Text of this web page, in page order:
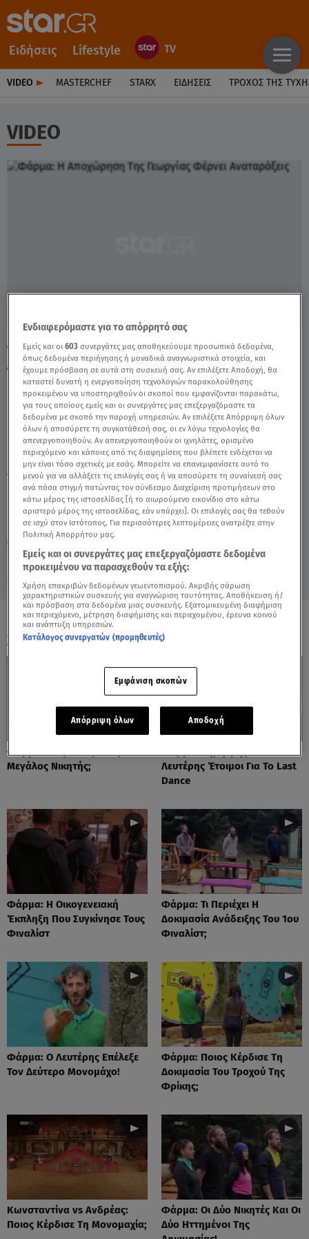
Ειδήσεις Lifestyle
VIDEO MASTERCHEF STARX ΕΙΔΉΣΕΙΣ ΤΡΟΧΌΣ ΤΗΣ
VIDEO
Παρασκευή 7 Αυγούστου 2026
09.11.23, 23:13 MEDIA
Φάρμα: Η Αποχώρηση Της Γωγώς Φέρνει
Αναταράξεις - Video
TAGS: ΦΑΡΜΑ ΓΕΩΡΓΙΑ ΦΑΡΜΑ
ΟΛΑ ΤΑ ΒΙΝΤΕΟ
Φάρμα: Πώς Θα Προκύψει Ο
Μεγάλος Νικητής;
Φάρμα: Δημήτρης Και
Λευτέρης Έτοιμοι Για Το Last
Dance
Φάρμα: Η Οικογενειακή
Έκπληξη Που Συγκίνησε Τους
Φιναλίστ
Φάρμα: Τι Περιέχει Η
Δοκιμασία Ανάδειξης Του 1ου
Φιναλίστ;
Φάρμα: Ο Λευτέρης Επέλεξε
Τον Δεύτερο Μονομάχο!
Φάρμα: Ποιος Κέρδισε Τη
Δοκιμασία Του Τροχού Της
Φρίκης;
Κωνσταντίνα vs Ανδρέας:
Ποιος Κέρδισε Τη Μονομαχία;
Φάρμα: Οι Δύο Νικητές Και Οι
Δύο Ηττημένοι Της
Ενδιαφερόμαστε για το απόρρητό σας
Εμείς και οι603 συνεργάτες μας αποθηκεύουμε προσωπικά δεδομένα,
όπως δεδομένα περιήγησης ή μοναδικά αναγνωριστικά στοιχεία, και
έχουμε πρόσβαση σε αυτά στη συσκευή σας. Αν επιλέξετε Αποδοχή, θα
καταστεί δυνατή η ενεργοποίηση τεχνολογιών παρακολούθησης
προκειμένου να υποστηριχθούν οι σκοποί που εμφανίζονται παρακάτω,
για τους οποίους εμείς και οι συνεργάτες μας επεξεργαζόμαστε τα
δεδομένα με σκοπό την παροχή υπηρεσιών. Αν επιλέξετε Απόρριψη όλων
όλων ή αποσύρετε τη συγκατάθεσή σας, οι εν λόγω τεχνολογίες θα
απενεργοποιηθούν. Αν απενεργοποιηθούν οι ιχνηλάτες, ορισμένο
περιεχόμενο και κάποιες από τις διαφημίσεις που βλέπετε ενδέχεται να
μην είναι τόσο σχετικές με εσάς. Μπορείτε να επανεμφανίσετε αυτό το
μενού για να αλλάξετε τις επιλογές σας ή να αποσύρετε τη συναίνεσή σας
ανά πάσα στιγμή πατώντας τον σύνδεσμο Διαχείριση προτιμήσεων στο
κάτω μέρος της ιστοσελίδας [ή το αιωρούμενο εικονίδιο στο κάτω
αριστερό μέρος της ιστοσελίδας, εάν υπάρχει]. Οι επιλογές σας θα τεθούν
σε ισχύ στον Ιστότοπος. Για περισσότερες λεπτομέρειες ανατρέξτε στην
Πολιτική Απορρήτου μας.
Εμείς και οι συνεργάτες μας επεξεργαζόμαστε δεδομένα
προκειμένου να παρασχεθούν τα εξής:
Χρήση επακριβών δεδομένων γεωεντοπισμού. Ακριβής σάρωση
χαρακτηριστικών συσκευής για αναγνώριση ταυτότητας. Αποθήκευση ή/
και πρόσβαση στα δεδομένα μιας συσκευής. Εξατομικευμένη διαφήμιση
και περιεχόμενο, μέτρηση διαφήμισης και περιεχομένου, έρευνα κοινού
και ανάπτυξη υπηρεσιών.
Κατάλογος συνεργατών (προμηθευτές)
Εμφάνιση σκοπών
Απόρριψη όλων Αποδοχή